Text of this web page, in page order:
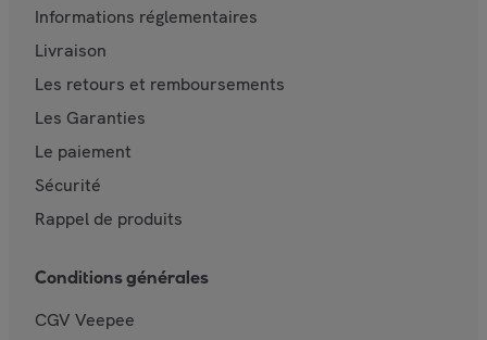
Informations réglementaires
Livraison
Les retours et remboursements
Les Garanties
Le paiement
Sécurité
Rappel de produits
Conditions générales
CGV Veepee